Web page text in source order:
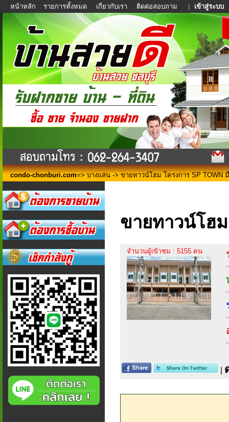
หน้าหลัก รายการทั้งหมด เกี่ยวกับเรา ติดต่อสอบถาม | เข้าสู่ระบบ
condo-chonburi.com=> บางแสน -> ขายทาวน์โฮม โครงการ SP TOWN
ขายทาวน์โฮ
จำนวนผู้เข้าชม : 5155 คน